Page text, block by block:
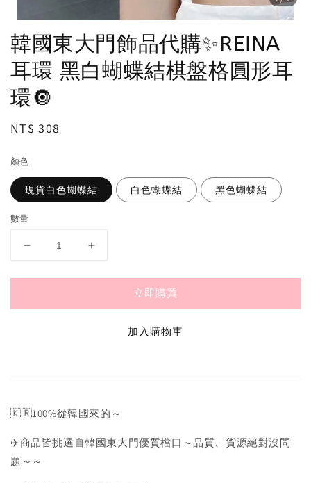
韓國東大門飾品代購✨REINA
耳環 黑白蝴蝶結棋盤格圓形耳
環🔘
Regular
NT$ 308
顏色
現貨白色蝴蝶結 白色蝴蝶結 黑色蝴蝶結
數量
立即購買
加入購物車
🇰🇷100%從韓國來的～
✈️商品皆挑選自韓國東大門優質檔口～品質、貨源絕對沒問
題～～